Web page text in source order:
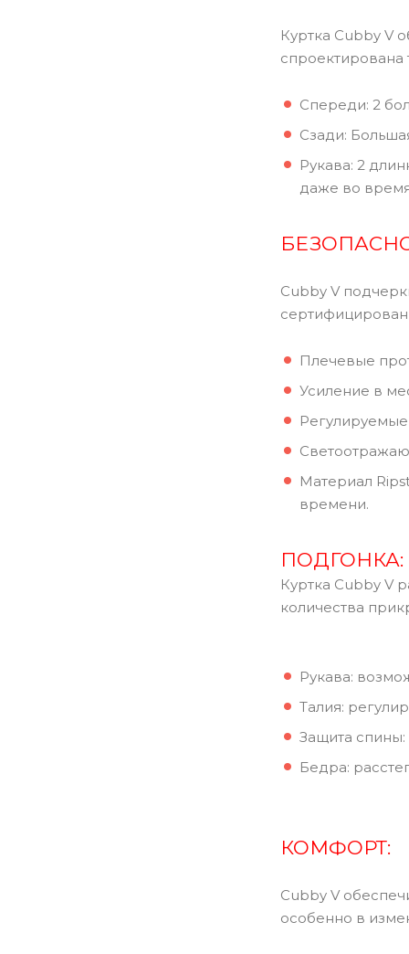
Куртка Cubby V
спроектирована
Спереди: 2
Сзади:
Рукава: 2
даже во
Cubby V
Плечевые
Усиление в
Материал
времени.
ПОДГОНКА:
Куртка Cubby V
количества
Рукава:
Талия:
Защита спины:
Бедра:
КОМФОРТ:
Cubby V
особенно в